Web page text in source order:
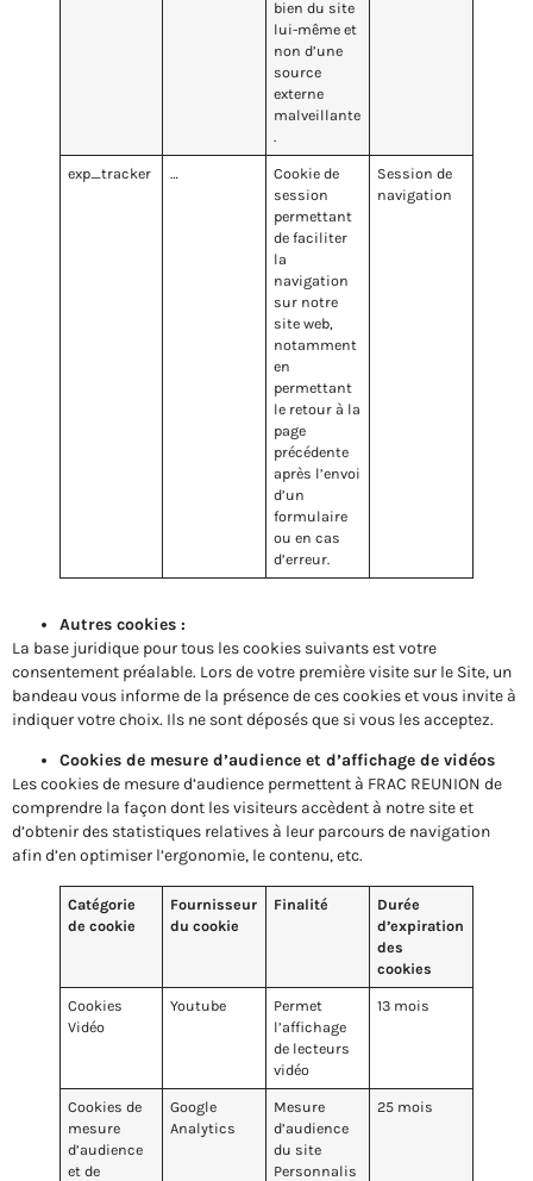
bien du site
lui-même et
non d’une
source
externe
malveillante
.
exp_tracker …
Cookie de
session
permettant
de faciliter
la
navigation
sur notre
site web,
notamment
en
permettant
le retour à la
page
précédente
après l’envoi
d’un
formulaire
ou en cas
d’erreur.
Session de
navigation
Autres cookies :
La base juridique pour tous les cookies suivants est votre
consentement préalable. Lors de votre première visite sur le Site, un
bandeau vous informe de la présence de ces cookies et vous invite à
indiquer votre choix. Ils ne sont déposés que si vous les acceptez.
Cookies de mesure d’audience et d’affichage de vidéos
Les cookies de mesure d’audience permettent à FRAC REUNION de
comprendre la façon dont les visiteurs accèdent à notre site et
d’obtenir des statistiques relatives à leur parcours de navigation
afin d’en optimiser l’ergonomie, le contenu, etc.
Catégorie
de cookie
Fournisseur
du cookie
Finalité
Durée
d’expiration
des
cookies
Cookies
Vidéo
Youtube
Permet
l’affichage
de lecteurs
vidéo
13 mois
Cookies de
mesure
d’audience
et de
Google
Analytics
Mesure
d’audience
du site
Personnalis
25 mois